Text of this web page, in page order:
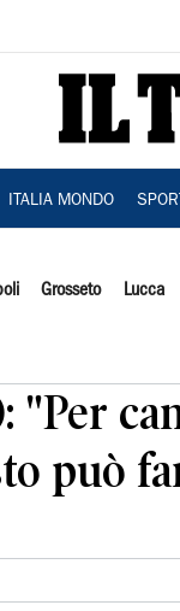
ITALIA MONDO
Grosseto Lucca
"Per
può